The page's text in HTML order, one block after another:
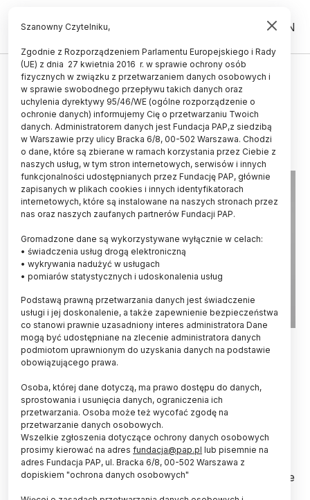
PL EN
ŚWIAT
Geny melomana
25.04.2024
aktualizacja: 25.04.2024
2 minuty czytania
Fot. Adobe Stock
To, jak bardzo lubimy muzykę, może mieć
częściowo podłoże genetyczne – informuje portal
„ bioRxiv”, który jest elektronicznym archiwum
nierecenzowanych jeszcze tekstów naukowych
(preprintów).
Wcześniejsze badania powiązały przyjemność, jaką
ludzie czerpią z melodii, z wpływem muzyki na nasze
Szanowny Czytelniku,
Zgodnie z Rozporządzeniem Parlamentu Europejskiego i Rady
(UE) z dnia 27 kwietnia 2016 r. w sprawie ochrony osób
fizycznych w związku z przetwarzaniem danych osobowych i
w sprawie swobodnego przepływu takich danych oraz
uchylenia dyrektywy 95/46/WE (ogólne rozporządzenie o
ochronie danych) informujemy Cię o przetwarzaniu Twoich
danych. Administratorem danych jest Fundacja PAP,z siedzibą
w Warszawie przy ulicy Bracka 6/8, 00-502 Warszawa. Chodzi
o dane, które są zbierane w ramach korzystania przez Ciebie z
naszych usług, w tym stron internetowych, serwisów i innych
funkcjonalności udostępnianych przez Fundację PAP, głównie
zapisanych w plikach cookies i innych identyfikatorach
internetowych, które są instalowane na naszych stronach przez
nas oraz naszych zaufanych partnerów Fundacji PAP.
Gromadzone dane są wykorzystywane wyłącznie w celach:
• świadczenia usług drogą elektroniczną
• wykrywania nadużyć w usługach
• pomiarów statystycznych i udoskonalenia usług
Podstawą prawną przetwarzania danych jest świadczenie
usługi i jej doskonalenie, a także zapewnienie bezpieczeństwa
co stanowi prawnie uzasadniony interes administratora Dane
mogą być udostępniane na zlecenie administratora danych
podmiotom uprawnionym do uzyskania danych na podstawie
obowiązującego prawa.
Osoba, której dane dotyczą, ma prawo dostępu do danych,
sprostowania i usunięcia danych, ograniczenia ich
przetwarzania. Osoba może też wycofać zgodę na
przetwarzanie danych osobowych.
Wszelkie zgłoszenia dotyczące ochrony danych osobowych
prosimy kierować na adres fundacja@pap.pl lub pisemnie na
adres Fundacja PAP, ul. Bracka 6/8, 00-502 Warszawa z
dopiskiem "ochrona danych osobowych"